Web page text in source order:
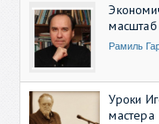
Рамиль
Уроки
мастера